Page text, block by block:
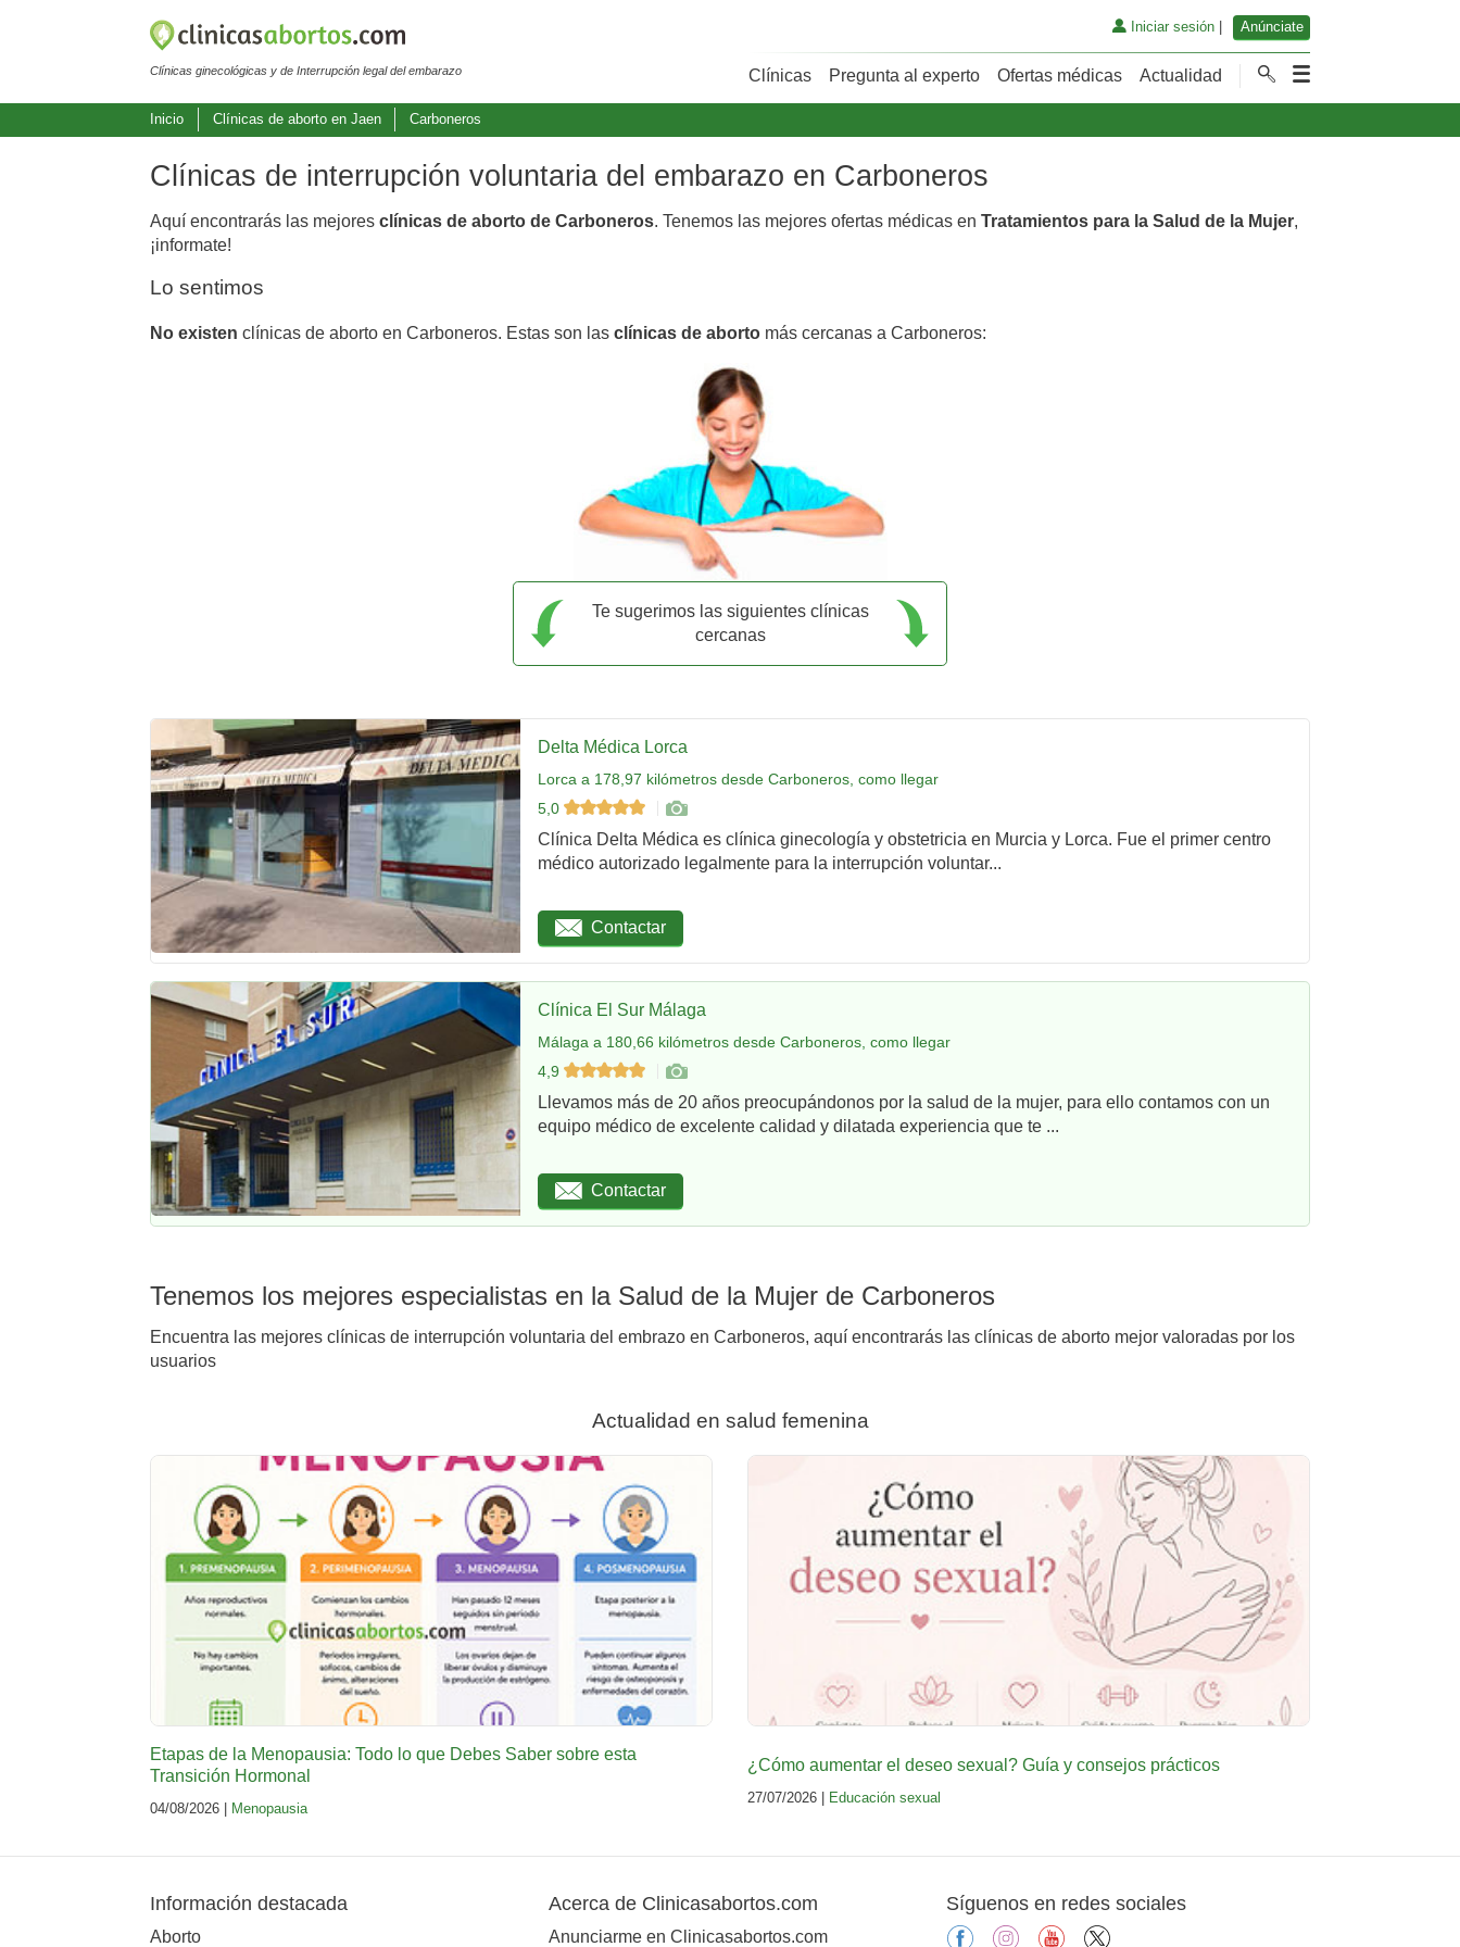
Clínicas ginecológicas y de Interrupción legal del embarazo
Iniciar sesión| Anúnciate
Clínicas Pregunta al experto Ofertas médicas Actualidad
Inicio Clínicas de aborto en Jaen Carboneros
Clínicas de interrupción voluntaria del embarazo en Carboneros
Aquí encontrarás las mejores clínicas de aborto de Carboneros. Tenemos las mejores ofertas médicas en Tratamientos para la Salud de la Mujer,
¡informate!
Lo sentimos
No existen clínicas de aborto en Carboneros. Estas son las clínicas de aborto más cercanas a Carboneros:
Te sugerimos las siguientes clínicas
cercanas
Delta Médica Lorca
Lorca a 178,97 kilómetros desde Carboneros, como llegar
5,0
Clínica Delta Médica es clínica ginecología y obstetricia en Murcia y Lorca. Fue el primer centro
médico autorizado legalmente para la interrupción voluntar...
Contactar
Clínica El Sur Málaga
Málaga a 180,66 kilómetros desde Carboneros, como llegar
4,9
Llevamos más de 20 años preocupándonos por la salud de la mujer, para ello contamos con un
equipo médico de excelente calidad y dilatada experiencia que te ...
Contactar
Tenemos los mejores especialistas en la Salud de la Mujer de Carboneros
Encuentra las mejores clínicas de interrupción voluntaria del embrazo en Carboneros, aquí encontrarás las clínicas de aborto mejor valoradas por los
usuarios
Actualidad en salud femenina
Etapas de la Menopausia: Todo lo que Debes Saber sobre esta
Transición Hormonal
04/08/2026 | Menopausia
¿Cómo aumentar el deseo sexual? Guía y consejos prácticos
27/07/2026 | Educación sexual
Información destacada
Aborto
Acerca de Clinicasabortos.com
Anunciarme en Clinicasabortos.com
Síguenos en redes sociales
facebookinstagramyoutube